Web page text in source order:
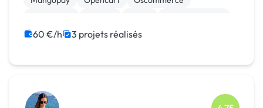
Admin système, sécurité
60 €/h 3 projets réalisés